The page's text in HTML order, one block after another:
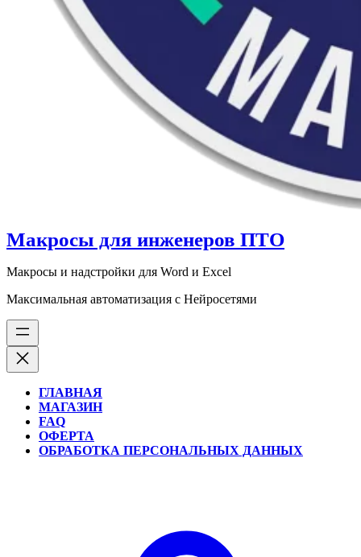
Макросы для инженеров ПТО
Макросы и надстройки для Word и Excel
Максимальная автоматизация с Нейросетями
ГЛАВНАЯ
МАГАЗИН
FAQ
ОФЕРТА
ОБРАБОТКА ПЕРСОНАЛЬНЫХ ДАННЫХ